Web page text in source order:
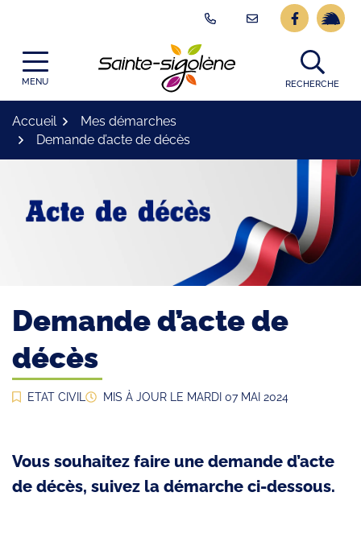
contenu
Lien vers
Lien
MENU
Logo Site
RECHERCHE
Accueil
Mes démarches
Demande d’acte de décès
Demande d’acte de
décès
ETAT CIVIL MIS À JOUR LE MARDI 07 MAI 2024
Vous souhaitez faire une demande d’acte
de décès, suivez la démarche ci-dessous.